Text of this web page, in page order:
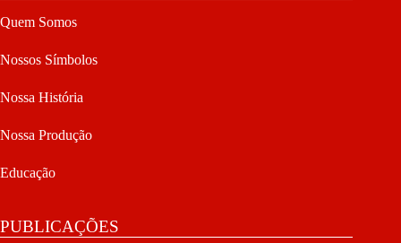
Quem Somos
Nossos Símbolos
Nossa História
Nossa Produção
Educação
PUBLICAÇÕES